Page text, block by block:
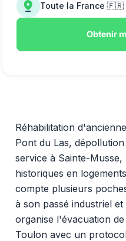
Réhabilitation
Pont du Las,
service à Sainte-
historiques en
compte plusieurs
à son passé industriel
organise l'évacuation
Toulon avec un
Toute la France 🇫🇷
Obtenir